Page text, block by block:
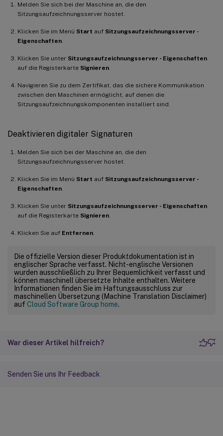
Melden Sie sich bei der Maschine an, die den
Sitzungsaufzeichnungsserver hostet.
Klicken Sie im Menü Start auf Sitzungsaufzeichnungsserver -
Eigenschaften
Klicken Sie unter Sitzungsaufzeichnungsserver - Eigenschaften
auf die Registerkarte Signieren
Navigieren Sie zu dem Zertifikat, das die sichere Kommunikation
zwischen den Maschinen ermöglicht, auf denen die
Sitzungsaufzeichnungskomponenten installiert sind.
Deaktivieren digitaler Signaturen
Melden Sie sich bei der Maschine an, die den
Sitzungsaufzeichnungsserver hostet.
Klicken Sie im Menü Start auf Sitzungsaufzeichnungsserver -
Eigenschaften
Klicken Sie unter Sitzungsaufzeichnungsserver - Eigenschaften
auf die Registerkarte Signieren
Klicken Sie auf Entfernen
Die offizielle Version dieser Produktdokumentation ist in
englischer Sprache verfasst. Nicht-englische Versionen
wurden ausschließlich zu Ihrer Bequemlichkeit verfasst und
können maschinell übersetzte Inhalte enthalten. Weitere
Informationen finden Sie im Haftungsausschluss zur
maschinellen Übersetzung (Machine Translation Disclaimer)
auf Cloud Software Group home.
War dieser Artikel hilfreich?
Senden Sie uns Ihr Feedback